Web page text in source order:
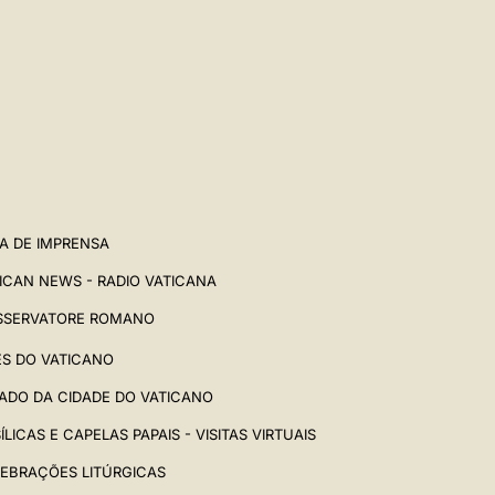
DE IMPRENSA
NEWS - RADIO VATICANA
ROMANO
DO VATICANO
DA CIDADE DO VATICANO
E CAPELAS PAPAIS - VISITAS VIRTUAIS
LITÚRGICAS